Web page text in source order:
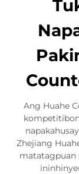
Ang Huahe
Zhejiang
matatagpuan